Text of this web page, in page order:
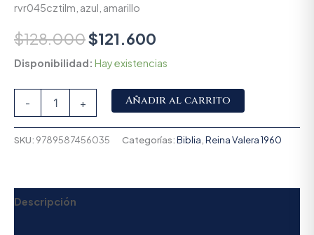
rvr045cztilm, azul, amarillo
$128.000$121.600
Disponibilidad: Hay existencias
- + Añadir al carrito
SKU: 9789587456035 Categorías:Biblia Reina Valera 1960
Descripción